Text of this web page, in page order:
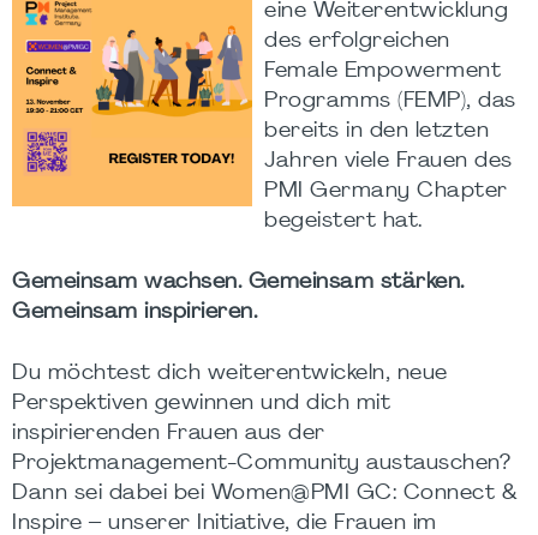
eine Weiterentwicklung
des erfolgreichen
Female Empowerment
Programms (FEMP), das
bereits in den letzten
Jahren viele Frauen des
PMI Germany Chapter
begeistert hat.
Gemeinsam wachsen. Gemeinsam stärken.
Gemeinsam inspirieren.
Du möchtest dich weiterentwickeln, neue
Perspektiven gewinnen und dich mit
inspirierenden Frauen aus der
Projektmanagement-Community austauschen?
Dann sei dabei bei Women@PMI
GC: Connect &
Inspire – unserer Initiative, die Frauen im